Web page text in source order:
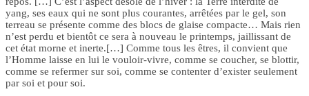
yang, ses eaux qui ne sont plus courantes, arrêtées par le gel, son
terreau se présente comme des blocs de glaise compacte… Mais rien
n’est perdu et bientôt ce sera à nouveau le printemps, jaillissant de
cet état morne et inerte.[…] Comme tous les êtres, il convient que
l’Homme laisse en lui le vouloir-vivre, comme se coucher, se blottir,
comme se refermer sur soi, comme se contenter d’exister seulement
par soi et pour soi.